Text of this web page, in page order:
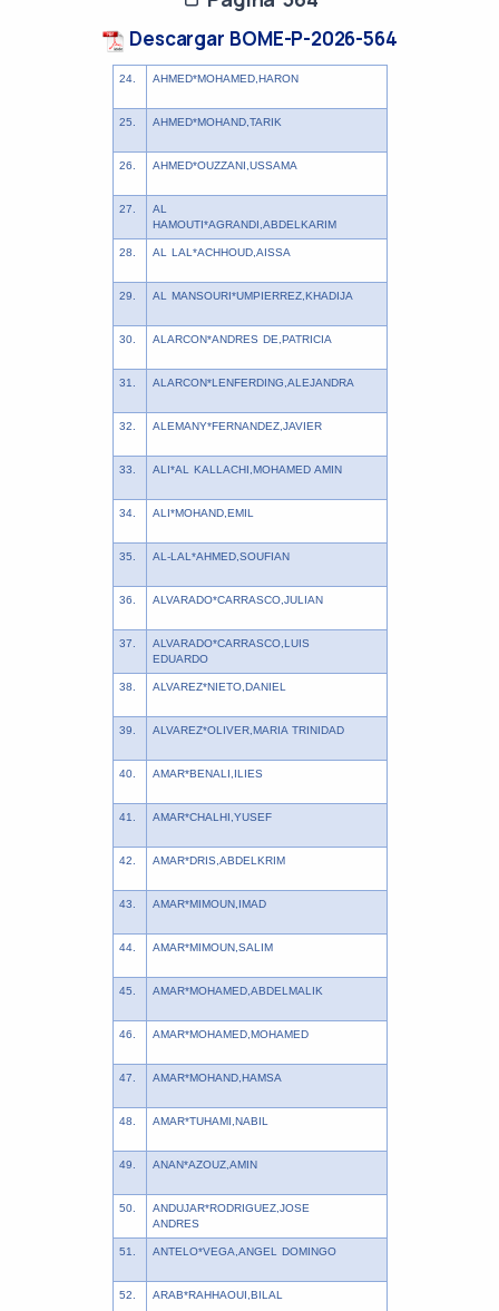
Descargar BOME-P-2026-564
24. AHMED*MOHAMED,HARON
25. AHMED*MOHAND,TARIK
26. AHMED*OUZZANI,USSAMA
27.
AL
HAMOUTI*AGRANDI,ABDELKARIM
28. AL LAL*ACHHOUD,AISSA
29. AL MANSOURI*UMPIERREZ,KHADIJA
30. ALARCON*ANDRES DE,PATRICIA
31. ALARCON*LENFERDING,ALEJANDRA
32. ALEMANY*FERNANDEZ,JAVIER
33. ALI*AL KALLACHI,MOHAMED AMIN
34. ALI*MOHAND,EMIL
35. AL-LAL*AHMED,SOUFIAN
36. ALVARADO*CARRASCO,JULIAN
37.
ALVARADO*CARRASCO,LUIS
EDUARDO
38. ALVAREZ*NIETO,DANIEL
39. ALVAREZ*OLIVER,MARIA TRINIDAD
40. AMAR*BENALI,ILIES
41. AMAR*CHALHI,YUSEF
42. AMAR*DRIS,ABDELKRIM
43. AMAR*MIMOUN,IMAD
44. AMAR*MIMOUN,SALIM
45. AMAR*MOHAMED,ABDELMALIK
46. AMAR*MOHAMED,MOHAMED
47. AMAR*MOHAND,HAMSA
48. AMAR*TUHAMI,NABIL
49. ANAN*AZOUZ,AMIN
50.
ANDUJAR*RODRIGUEZ,JOSE
ANDRES
51. ANTELO*VEGA,ANGEL DOMINGO
52. ARAB*RAHHAOUI,BILAL